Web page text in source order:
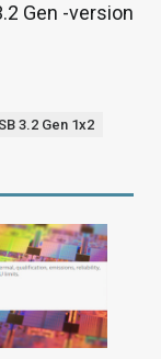
Gen -version
3.2 Gen 1x2